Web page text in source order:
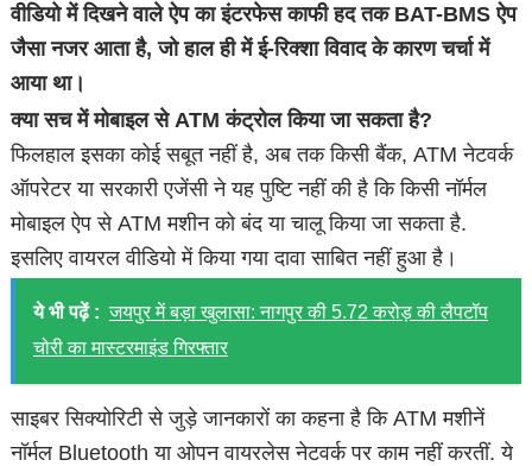
वीडियो में दिखने वाले ऐप का इंटरफेस काफी हद तक BAT-BMS ऐप
जैसा नजर आता है, जो हाल ही में ई-रिक्शा विवाद के कारण चर्चा में
आया था।
क्या सच में मोबाइल से ATM कंट्रोल किया जा सकता है?
फिलहाल इसका कोई सबूत नहीं है, अब तक किसी बैंक, ATM नेटवर्क
ऑपरेटर या सरकारी एजेंसी ने यह पुष्टि नहीं की है कि किसी नॉर्मल
मोबाइल ऐप से ATM मशीन को बंद या चालू किया जा सकता है.
इसलिए वायरल वीडियो में किया गया दावा साबित नहीं हुआ है।
ये भी पढ़ें : जयपुर में बड़ा खुलासा: नागपुर की 5.72 करोड़ की लैपटॉप
चोरी का मास्टरमाइंड गिरफ्तार
साइबर सिक्योरिटी से जुड़े जानकारों का कहना है कि ATM मशीनें
नॉर्मल Bluetooth या ओपन वायरलेस नेटवर्क पर काम नहीं करतीं. ये